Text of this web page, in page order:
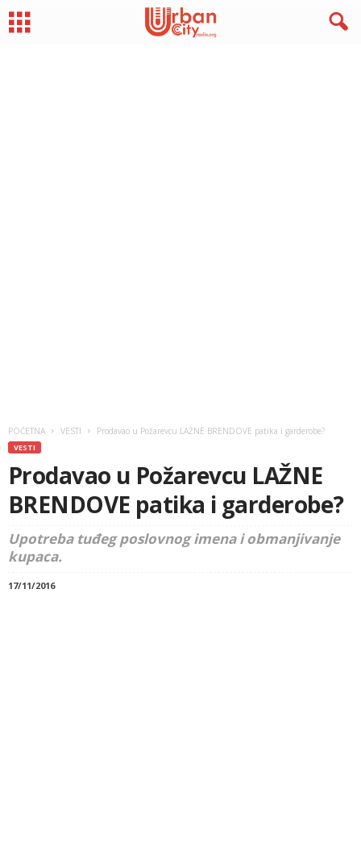
POČETNA VESTI Prodavao u Požarevcu LAŽNE BRENDOVE patika i garderobe?
VESTI
Prodavao u Požarevcu LAŽNE
BRENDOVE patika i garderobe?
Upotreba tuđeg poslovnog imena i obmanjivanje
kupaca.
17/11/2016